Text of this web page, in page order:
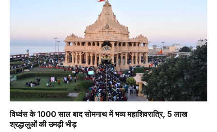
विध्वंस के 1000 साल बाद सोमनाथ में भव्य महाशिवरात्रि, 5 लाख
श्रद्धालुओं की उमड़ी भीड़